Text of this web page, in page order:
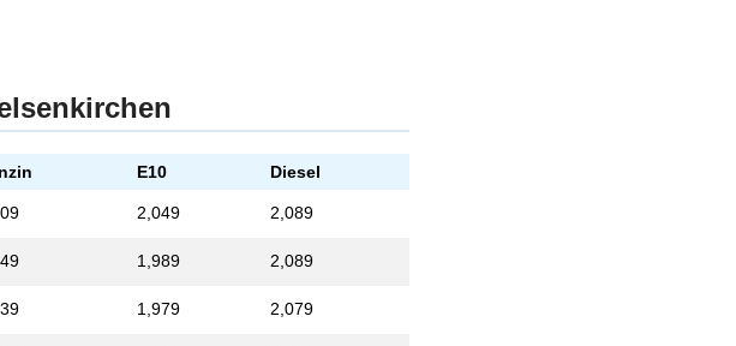
E10 Diesel
2,049 2,089
1,989 2,089
1,979 2,079